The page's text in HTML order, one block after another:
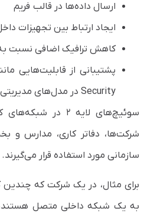
ارسال داده‌ها در قالب فریم
ایجاد ارتباط بین تجهیزات
کاهش ترافیک اضافی نسبت
Security در مدل‌های مدیریتی
سوئیچ‌های لایه ۲
سازمانی مورد استفاده قرار می‌گیرند.
برای مثال، در یک شرکت که چندین